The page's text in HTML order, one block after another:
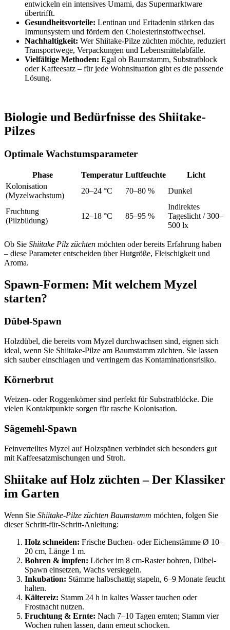
entwickeln ein intensives Umami, das Supermarktware
übertrifft.
Gesundheitsvorteile: Lentinan und Eritadenin stärken das
Immunsystem und fördern den Cholesterinstoffwechsel.
Nachhaltigkeit: Wer Shiitake-Pilze züchten möchte, reduziert
Transportwege, Verpackungen und Lebensmittelabfälle.
Vielfältige Methoden: Egal ob Baumstamm, Substratblock
oder Kaffeesatz – für jede Wohnsituation gibt es die passende
Lösung.
Biologie und Bedürfnisse des Shiitake-
Pilzes
Optimale Wachstumsparameter
Phase Temperatur Luftfeuchte
Licht
Kolonisation
(Myzelwachstum)
20–24 °C 70–80 % Dunkel
Fruchtung
(Pilzbildung)
12–18 °C 85–95 %
Indirektes
Tageslicht / 300–
500 lx
Ob Sie Shiitake Pilz züchten möchten oder bereits Erfahrung haben
– diese Parameter entscheiden über Hutgröße, Fleischigkeit und
Aroma.
Spawn-Formen: Mit welchem Myzel
starten?
Dübel-Spawn
Holzdübel, die bereits vom Myzel durchwachsen sind, eignen sich
ideal, wenn Sie Shiitake-Pilze am Baumstamm züchten. Sie lassen
sich sauber einschlagen und verringern das Kontaminationsrisiko.
Körnerbrut
Weizen- oder Roggenkörner sind perfekt für Substratblöcke. Die
vielen Kontaktpunkte sorgen für rasche Kolonisation.
Sägemehl-Spawn
Feinverteiltes Myzel auf Holzspänen verbindet sich besonders gut
mit Kaffeesatzmischungen und Stroh.
Shiitake auf Holz züchten – Der Klassiker
im Garten
Wenn Sie Shiitake-Pilze züchten Baumstamm möchten, folgen Sie
dieser Schritt-für-Schritt-Anleitung:
Holz schneiden: Frische Buchen- oder Eichenstämme Ø 10–
20 cm, Länge 1 m.
Bohren & impfen: Löcher im 8 cm-Raster bohren, Dübel-
Spawn einsetzen, Wachs versiegeln.
Inkubation: Stämme halbschattig stapeln, 6–9 Monate feucht
halten.
Kältereiz: Stamm 24 h in kaltes Wasser tauchen oder
Frostnacht nutzen.
Fruchtung & Ernte: Nach 7–10 Tagen ernten; Stamm vier
Wochen ruhen lassen, dann erneut schocken.